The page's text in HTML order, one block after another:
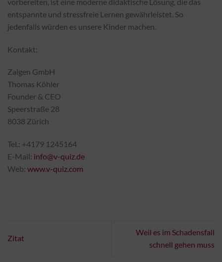
entspannte und stressfreie Lernen gewährleistet. So
jedenfalls würden es unsere Kinder machen.
Kontakt:
Zaigen GmbH
Thomas Köhler
Founder & CEO
Speerstraße 28
8038 Zürich
Tel.: +4179 1245164
E-Mail: info@v-quiz.de
Web: www.v-quiz.com
Zitat
Weil es im Schadensfall
schnell gehen muss